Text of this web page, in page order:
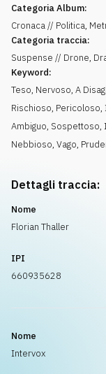
Categoria Album:
Cronaca // Politica,
Categoria traccia:
Suspense // Drone,
Keyword:
Teso, Nervoso, A
Rischioso, Pericoloso,
Ambiguo, Sospettoso,
Nebbioso, Vago,
Dettagli traccia:
Nome
Florian Thaller
IPI
660935628
Nome
Intervox